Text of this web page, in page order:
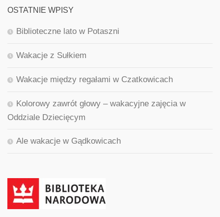
OSTATNIE WPISY
Biblioteczne lato w Potaszni
Wakacje z Sułkiem
Wakacje między regałami w Czatkowicach
Kolorowy zawrót głowy – wakacyjne zajęcia w
Oddziale Dziecięcym
Ale wakacje w Gądkowicach